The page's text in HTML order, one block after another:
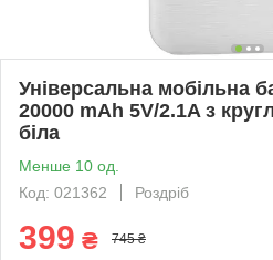
Універсальна мобільна
20000 mAh 5V/2.1A з
біла
Менше 10 од.
Код: 021362
Роздріб
399 ₴ 745 ₴